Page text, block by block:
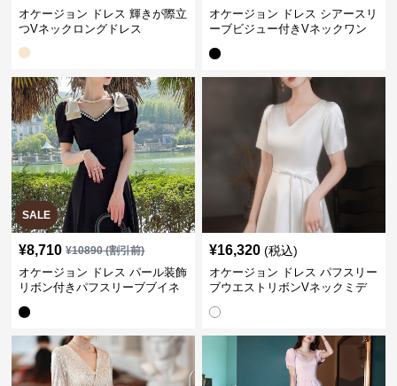
オケージョン ドレス 輝きが際立
つVネックロングドレス
オケージョン ドレス シアースリ
ーブビジュー付きVネックワン
SALE
¥8,710 ¥10890(割引前)
オケージョン ドレス パール装飾
リボン付きパフスリーブブイネ
¥16,320 (税込)
オケージョン ドレス パフスリー
ブウエストリボンVネックミデ